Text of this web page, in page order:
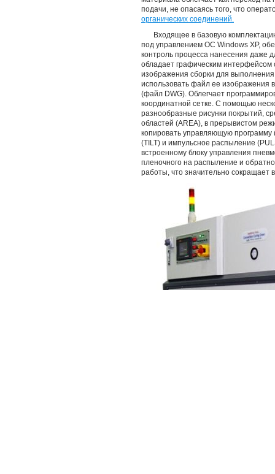
подачи, не опасаясь того, что
органических соединений.
Входящее в базовую
под управлением ОС Windows XP,
контроль процесса нанесения даже
обладает графическим интерфейсом
изображения сборки для
использовать файл ее изображения
(файл DWG). Облегчает
координатной сетке. С помощью
разнообразные рисунки покрытий,
областей (AREA), в прерывистом
копировать управляющую
(TILT) и импульсное распыление
встроенному блоку управления
пленочного на распыление и
работы, что значительно сокращает